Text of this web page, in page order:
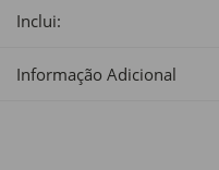
Inclui:
Idade Recomendada:
Informação Adicional